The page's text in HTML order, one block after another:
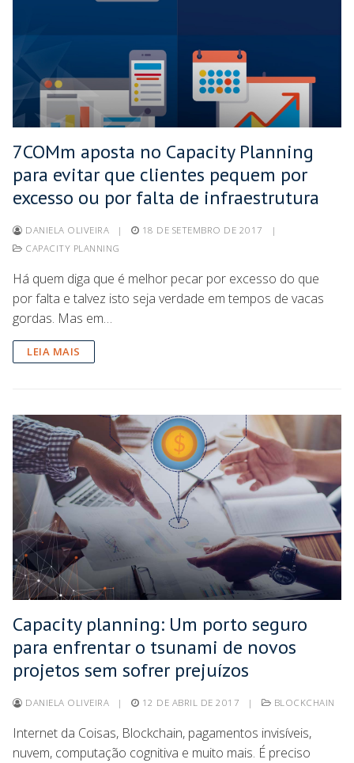
7COMm aposta no Capacity Planning
para evitar que clientes pequem por
excesso ou por falta de infraestrutura
DANIELA OLIVEIRA | 18 DE SETEMBRO DE 2017
|
CAPACITY PLANNING
Há quem diga que é melhor pecar por excesso do que
por falta e talvez isto seja verdade em tempos de vacas
gordas. Mas em…
LEIA MAIS
Capacity planning: Um porto seguro
para enfrentar o tsunami de novos
projetos sem sofrer prejuízos
DANIELA OLIVEIRA | 12 DE ABRIL DE 2017 | BLOCKCHAIN
Internet da Coisas, Blockchain, pagamentos invisíveis,
nuvem, computação cognitiva e muito mais. É preciso